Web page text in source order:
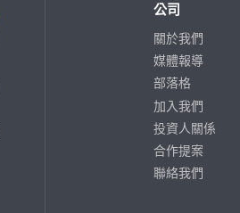
公司
關於我們
媒體報導
部落格
加入我們
投資人關係
合作提案
聯絡我們